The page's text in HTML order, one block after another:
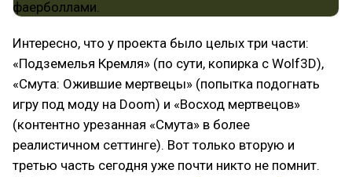
Интересно, что у проекта было целых три части:
«Подземелья Кремля» (по сути, копирка с Wolf3D),
«Смута: Ожившие мертвецы» (попытка подогнать
игру под моду на Doom) и «Восход мертвецов»
(контентно урезанная «Смута» в более
реалистичном сеттинге). Вот только вторую и
третью часть сегодня уже почти никто не помнит.